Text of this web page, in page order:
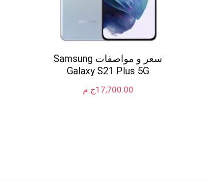
سعر و مواصفات Samsung
Galaxy S21 Plus 5G
ج.م17,700.00